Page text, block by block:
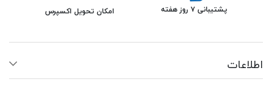
پشتیبانی ۷ روز هفته امکان تحویل اکسپرس
اطلاعات